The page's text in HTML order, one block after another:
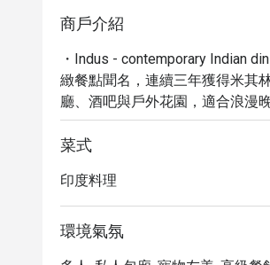
商戶介紹
・Indus - contemporary Indian
緻餐點聞名，連續三年獲得米其
廳、酒吧與戶外花園，適合浪漫
・菜單涵蓋印度各地特色，從招
宗風味與創意烹調，為曼谷頂級
訂，品嚐令人驚豔的印度饗宴。
菜式
印度料理
環境氣氛